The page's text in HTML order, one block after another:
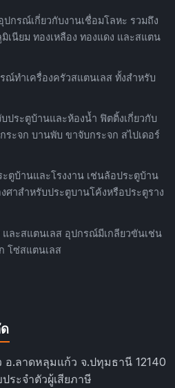
ปกรณ์เกี่ยวกับงานเชื่อมโลหะ รวมถึง
เนียม ทองเหลือง ทองแดง และสแตน
ทำเครื่องครัวสแตนเลส ทั้งสำหรับ
ประตูบ้านและห้องน้ำ ฟิตติ้งเกี่ยวกับ
ะจก บานพับ ขาจับกระจก สไปเดอร์
ตูบ้านและโรงงาน เช่นล้อประตูบ้าน
าสำหรับประตูบานโค้งหรือประตูราง
และสแตนเลส อุปกรณ์มีเกลียวขันเช่น
โซ่สแตนเลส
อ.ลาดหลุมแก้ว จ.ปทุมธานี 12140
ระจำตัวผู้เสียภาษี